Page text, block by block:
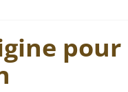
pour